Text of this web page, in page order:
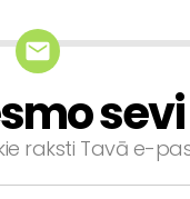
raksti Tavā e-